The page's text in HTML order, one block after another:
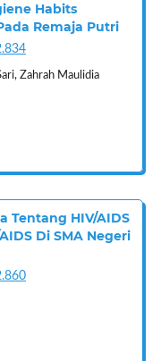
Habits
Remaja Putri
Zahrah Maulidia
Tentang HIV/AIDS
Di SMA Negeri